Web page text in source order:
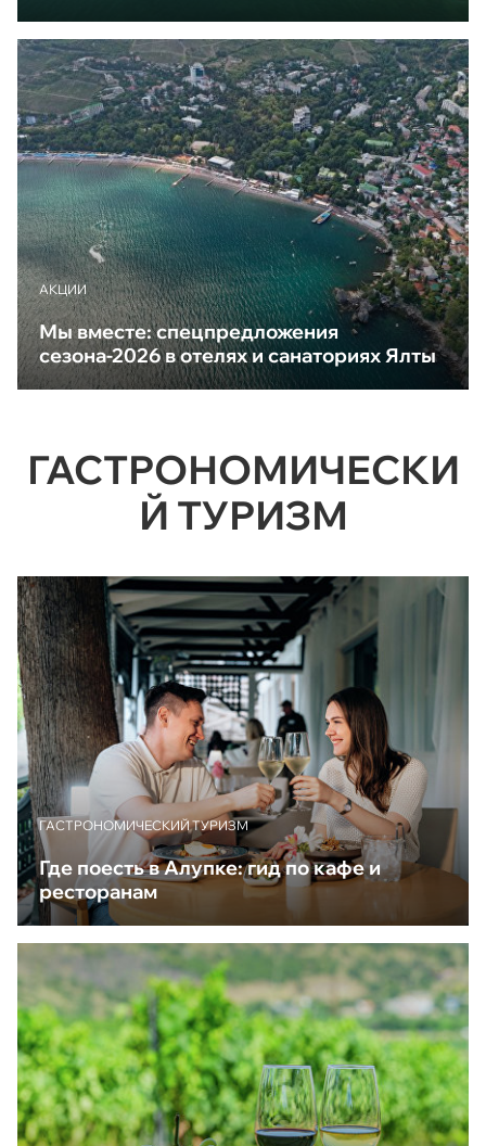
АКЦИИ
Мы вместе: спецпредложения
сезона-2026 в отелях и санаториях Ялты
ГАСТРОНОМИЧЕСКИ
Й ТУРИЗМ
ГАСТРОНОМИЧЕСКИЙ ТУРИЗМ
Где поесть в Алупке: гид по кафе и
ресторанам